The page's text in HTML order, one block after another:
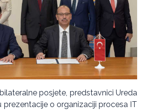
posjete, predstavnici Ureda
prezentacije o organizaciji procesa IT